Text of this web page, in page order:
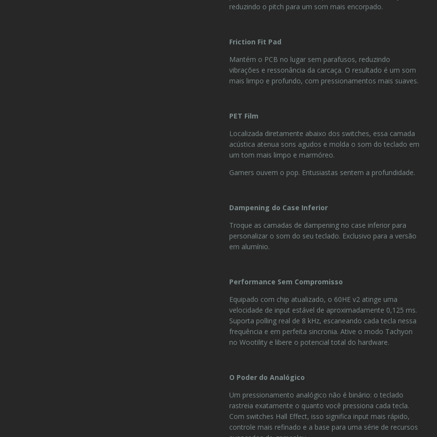
reduzindo o pitch para um som mais encorpado.
Friction Fit Pad
Mantém o PCB no lugar sem parafusos, reduzindo
vibrações e ressonância da carcaça. O resultado é um som
mais limpo e profundo, com pressionamentos mais suaves.
PET Film
Localizada diretamente abaixo dos switches, essa camada
acústica atenua sons agudos e molda o som do teclado em
um tom mais limpo e marmóreo.
Gamers ouvem o pop. Entusiastas sentem a profundidade.
Dampening do Case Inferior
Troque as camadas de dampening no case inferior para
personalizar o som do seu teclado. Exclusivo para a versão
em alumínio.
Performance Sem Compromisso
Equipado com chip atualizado, o 60HE v2 atinge uma
velocidade de input estável de aproximadamente 0,125 ms.
Suporta polling real de 8 kHz, escaneando cada tecla nessa
frequência e em perfeita sincronia. Ative o modo Tachyon
no Wootility e libere o potencial total do hardware.
O Poder do Analógico
Um pressionamento analógico não é binário: o teclado
rastreia exatamente o quanto você pressiona cada tecla.
Com switches Hall Effect, isso significa input mais rápido,
controle mais refinado e a base para uma série de recursos